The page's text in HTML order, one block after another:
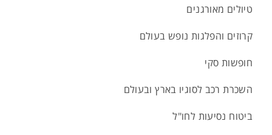
טיולים מאורגנים
קרוזים והפלגות נופש בעולם
חופשות סקי
השכרת רכב לסוגיו בארץ ובעולם
ביטוח נסיעות לחו"ל